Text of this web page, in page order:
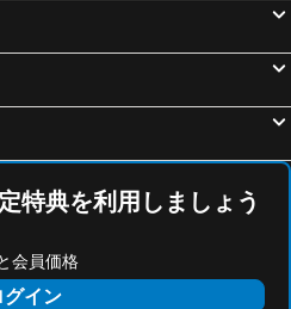
特典を利用しましょう
会員価格
グイン